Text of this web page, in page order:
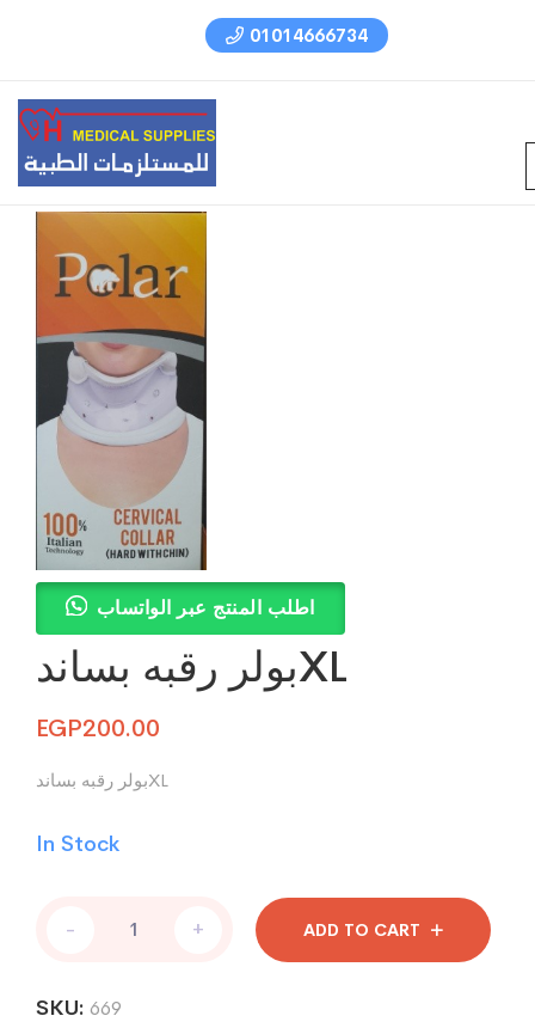
01014666734
اطلب المنتج عبر الواتساب
بولر رقبه بساندXL
EGP200.00
بولر رقبه بساندXL
In Stock
- + ADD TO CART
SKU: 669